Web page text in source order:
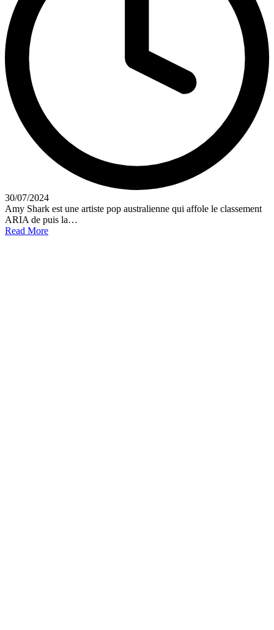
30/07/2024
Amy Shark est une artiste pop australienne qui affole le classement
ARIA de puis la…
Read More